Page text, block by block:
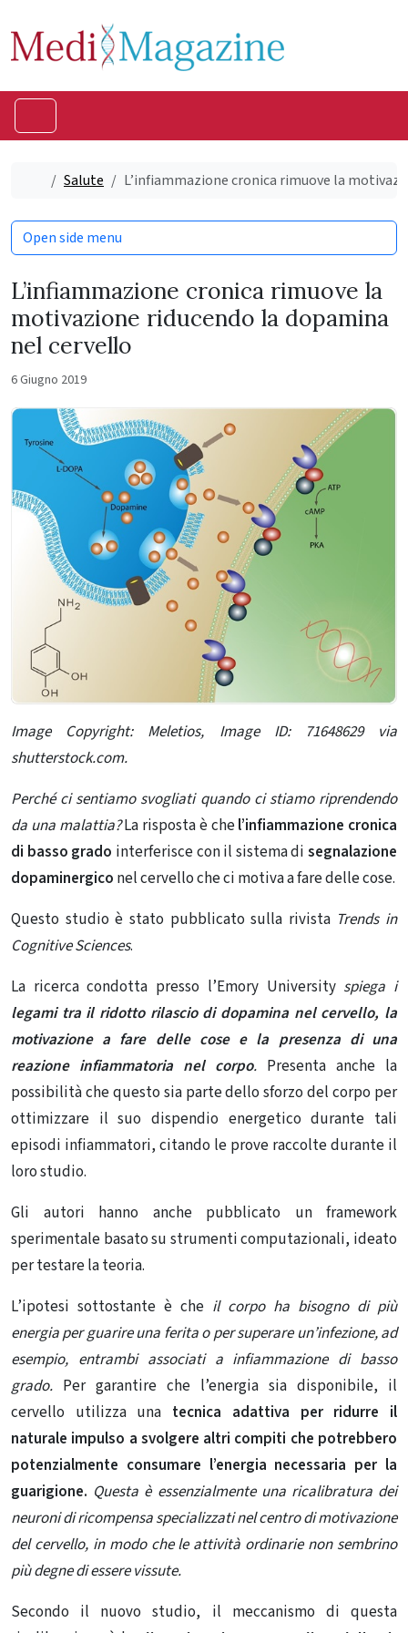
Home
Salute L’infiammazione cronica rimuove la
L’infiammazione cronica rimuove la
motivazione riducendo la dopamina
nel cervello
6 Giugno 2019
Image Copyright: Meletios, Image ID: 71648629 via
shutterstock.com.
Perché ci sentiamo svogliati quando ci stiamo riprendendo
da una malattia?La risposta è chel’infiammazione cronica
di basso grado interferisce con il sistema di segnalazione
dopaminergico nel cervello che ci motiva a fare delle cose.
Questo studio è stato pubblicato sulla rivista Trends in
Cognitive Sciences.
La ricerca condotta presso l’Emory Universityspiega i
legami tra il ridotto rilascio di dopamina nel cervello, la
motivazione a fare delle cose e la presenza di una
reazione infiammatoria nel corpo. Presenta anche la
possibilità che questo sia parte dello sforzo del corpo per
ottimizzare il suo dispendio energetico durante tali
episodi infiammatori, citando le prove raccolte durante il
loro studio.
Gli autori hanno anche pubblicato un framework
sperimentale basato su strumenti computazionali, ideato
per testare la teoria.
L’ipotesi sottostante è che il corpo ha bisogno di più
energia per guarire una ferita o per superare un’infezione, ad
esempio, entrambi associati a infiammazione di basso
grado. Per garantire che l’energia sia disponibile, il
cervello utilizza una tecnica adattiva per ridurre il
naturale impulso a svolgere altri compiti che potrebbero
potenzialmente consumare l’energia necessaria per la
guarigione. Questa è essenzialmente una ricalibratura dei
neuroni di ricompensa specializzati nel centro di motivazione
del cervello, in modo che le attività ordinarie non sembrino
più degne di essere vissute.
Secondo il nuovo studio, il meccanismo di questa
Open side menu